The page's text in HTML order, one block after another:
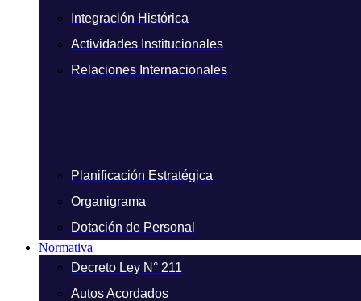
Integración Histórica
Actividades Institucionales
Relaciones Internacionales
Planificación Estratégica
Organigrama
Dotación de Personal
Normativa
Decreto Ley N° 211
Autos Acordados